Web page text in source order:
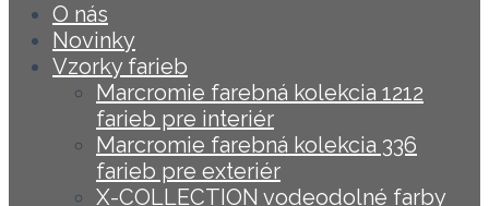
O nás
Novinky
Vzorky farieb
Marcromie farebná kolekcia 1212
farieb pre interiér
Marcromie farebná kolekcia 336
farieb pre exteriér
X-COLLECTION vodeodolné farby